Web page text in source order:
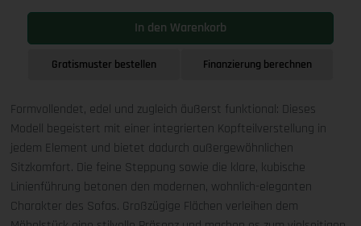
In den Warenkorb
Gratismuster bestellen Finanzierung berechnen
Formvollendet, edel und zugleich äußerst funktional: Dieses
Modell begeistert mit einer integrierten Kopfteilverstellung in
jedem Element und bietet dadurch außergewöhnlichen
Sitzkomfort. Die feine Steppung sowie die klare, kubische
Linienführung betonen den modernen, wohnlich-eleganten
Charakter des Sofas. Großzügige Flächen verleihen dem